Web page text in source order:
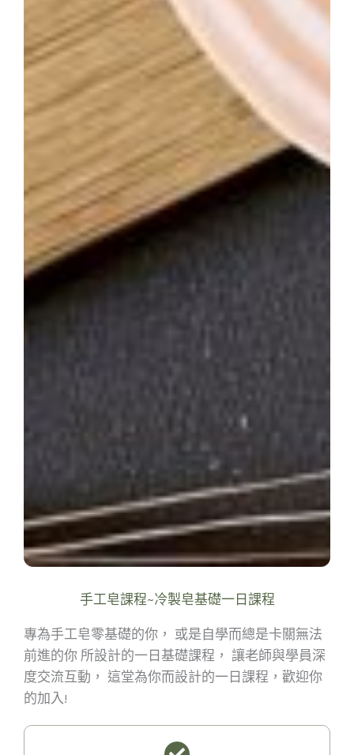
手工皂課程~冷製皂基礎一日課程
專為手工皂零基礎的你， 或是自學而總是卡關無法
前進的你 所設計的一日基礎課程， 讓老師與學員深
度交流互動， 這堂為你而設計的一日課程，歡迎你
的加入!